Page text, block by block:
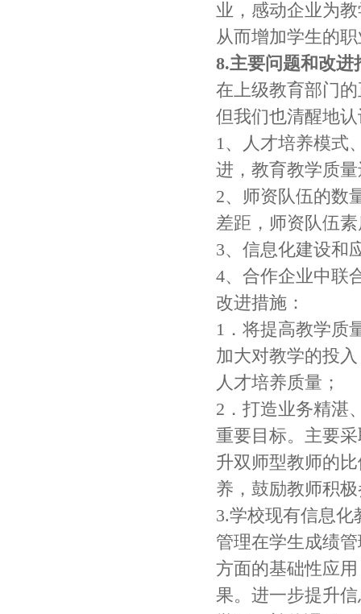
业，感动企业为
从而增加学生的
8.主要问题和改进
在上级教育部门
但我们也清醒地
1、人才培养模式
进，教育教学质
2、师资队伍的数
差距，师资队伍
3、信息化建设和
4、合作企业中联
改进措施：
1．将提高教学质
加大对教学的投
人才培养质量；
2．打造业务精湛
重要目标。主要
升双师型教师的
养，鼓励教师积
3.学校现有信息
管理在学生成绩
方面的基础性应
果。进一步提升